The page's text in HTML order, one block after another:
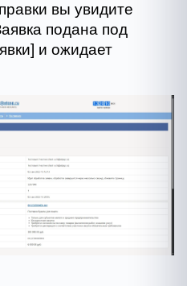
вы увидите
подана под
и ожидает